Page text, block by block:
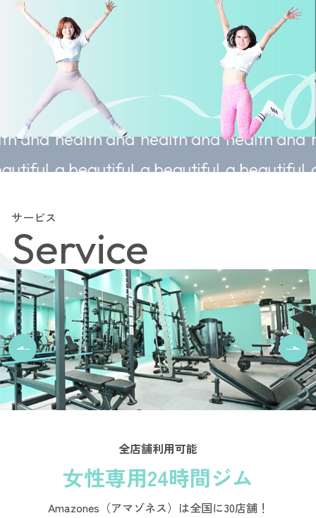
and
Sustainable
health and
a beautiful
Sustainable
health and
a beautiful
Sustainable
health and
a beautiful
サービス
Service
全店舗利用可能
女性専用24時間ジム
Amazones（アマゾネス）は全国に30店舗！